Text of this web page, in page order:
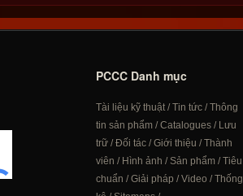
PCCC Danh mục
Tài liệu kỹ thuật/Tin tức/Thông
tin sản phẩm/Catalogues/ Lưu
trữ/Đối tác/Giới thiệu /Thành
viên / Hình ảnh /Sản phẩm/Tiêu
chuẩn /Giải pháp /Video /Thống